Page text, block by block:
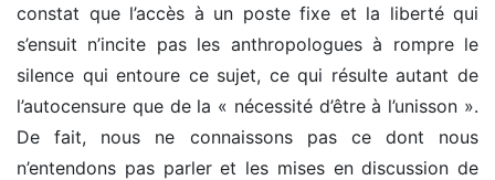
constat que l’accès à un poste fixe et la liberté qui
s’ensuit n’incite pas les anthropologues à rompre le
silence qui entoure ce sujet, ce qui résulte autant de
l’autocensure que de la « nécessité d’être à l’unisson ».
De fait, nous ne connaissons pas ce dont nous
n’entendons pas parler et les mises en discussion de